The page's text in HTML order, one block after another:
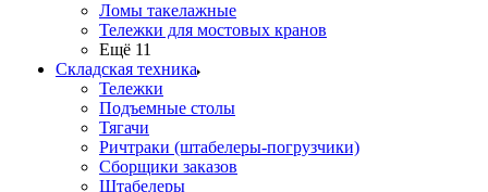
Ломы такелажные
Тележки для мостовых кранов
Ещё 11
Складская техника
Тележки
Подъемные столы
Тягачи
Ричтраки (штабелеры-погрузчики)
Сборщики заказов
Штабелеры